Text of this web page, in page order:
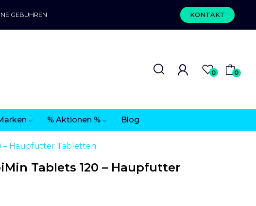
GEBÜHREN KONTAKT
0 0
% Aktionen % Blog
– Haupfutter Tabletten
Tablets 120 – Haupfutter